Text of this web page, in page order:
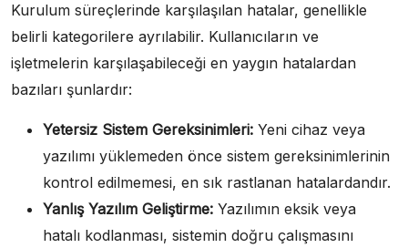
Kurulum süreçlerinde karşılaşılan hatalar, genellikle
belirli kategorilere ayrılabilir. Kullanıcıların ve
işletmelerin karşılaşabileceği en yaygın hatalardan
bazıları şunlardır:
Yetersiz Sistem Gereksinimleri: Yeni cihaz veya
yazılımı yüklemeden önce sistem gereksinimlerinin
kontrol edilmemesi, en sık rastlanan hatalardandır.
Yanlış Yazılım Geliştirme: Yazılımın eksik veya
hatalı kodlanması, sistemin doğru çalışmasını